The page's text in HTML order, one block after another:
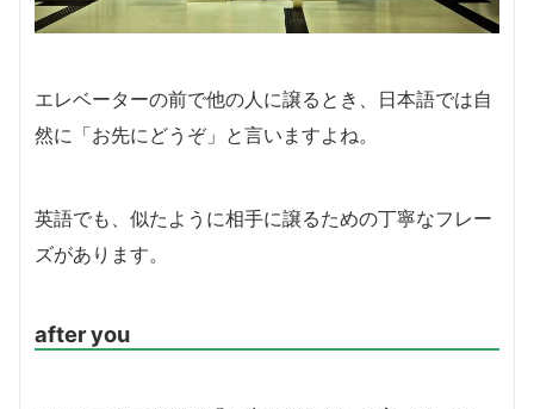
エレベーターの前で他の人に譲るとき、日本語では自
然に「お先にどうぞ」と言いますよね。
英語でも、似たように相手に譲るための丁寧なフレー
ズがあります。
after you